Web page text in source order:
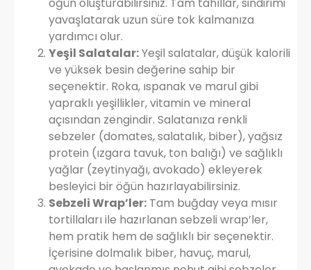
yavaşlatarak uzun süre tok kalmanıza
yardımcı olur.
Yeşil Salatalar:Yeşil salatalar, düşük kalorili
ve yüksek besin değerine sahip bir
seçenektir. Roka, ıspanak ve marul gibi
yapraklı yeşillikler, vitamin ve mineral
açısından zengindir. Salatanıza renkli
sebzeler (domates, salatalık, biber), yağsız
protein (ızgara tavuk, ton balığı) ve sağlıklı
yağlar (zeytinyağı, avokado) ekleyerek
besleyici bir öğün hazırlayabilirsiniz.
Sebzeli Wrap’ler: Tam buğday veya mısır
tortillaları ile hazırlanan sebzeli wrap’ler,
hem pratik hem de sağlıklı bir seçenektir.
İçerisine dolmalık biber, havuç, marul,